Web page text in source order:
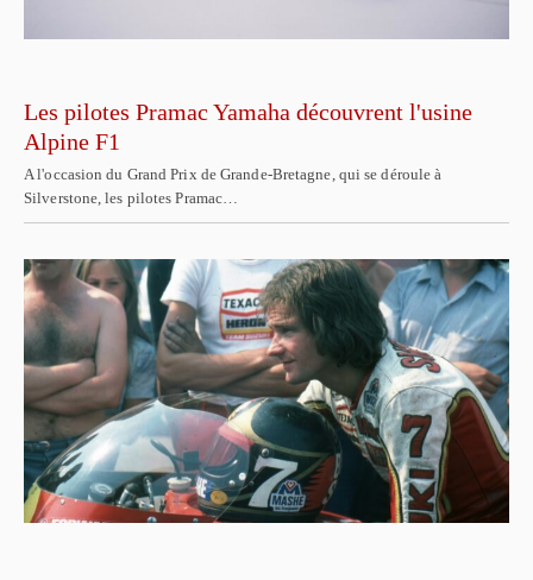
Les pilotes Pramac Yamaha découvrent l'usine
Alpine F1
A l'occasion du Grand Prix de Grande-Bretagne, qui se déroule à
Silverstone, les pilotes Pramac…